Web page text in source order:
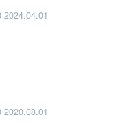
2024.04.01
2020.08.01